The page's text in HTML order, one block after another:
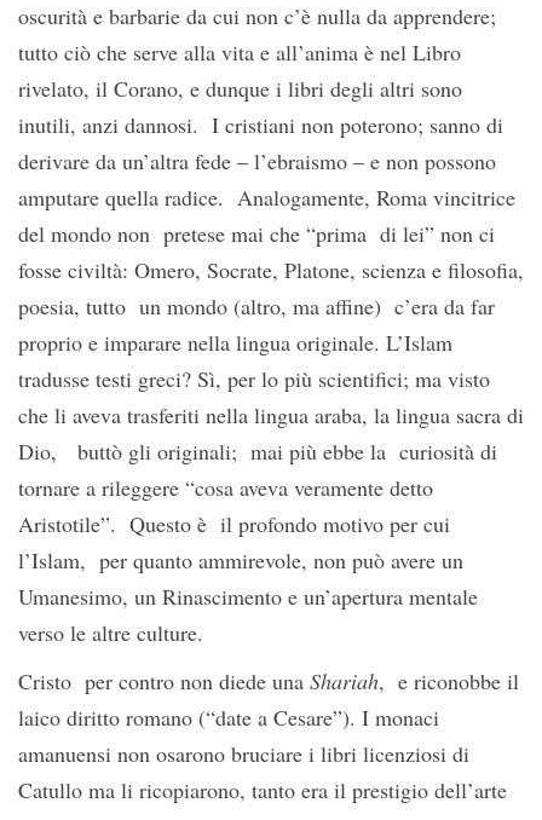
oscurità e barbarie da cui non c’è nulla da apprendere;
tutto ciò che serve alla vita e all’anima è nel Libro
rivelato, il Corano, e dunque i libri degli altri sono
inutili, anzi dannosi. I cristiani non poterono; sanno di
derivare da un’altra fede – l’ebraismo – e non possono
amputare quella radice. Analogamente, Roma vincitrice
del mondo non pretese mai che “prima di lei” non ci
fosse civiltà: Omero, Socrate, Platone, scienza e filosofia,
poesia, tutto un mondo (altro, ma affine) c’era da far
proprio e imparare nella lingua originale. L’Islam
tradusse testi greci? Sì, per lo più scientifici; ma visto
che li aveva trasferiti nella lingua araba, la lingua sacra di
Dio, buttò gli originali; mai più ebbe la curiosità di
tornare a rileggere “cosa aveva veramente detto
Aristotile”. Questo è il profondo motivo per cui
l’Islam, per quanto ammirevole, non può avere un
Umanesimo, un Rinascimento e un’apertura mentale
verso le altre culture.
Cristo per contro non diede una Shariah, e riconobbe il
laico diritto romano (“date a Cesare”). I monaci
amanuensi non osarono bruciare i libri licenziosi di
Catullo ma li ricopiarono, tanto era il prestigio dell’arte